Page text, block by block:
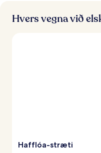
Hvers vegna við
Hafflóa-stræti